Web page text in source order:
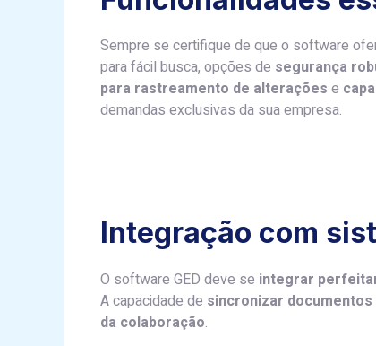
Sempre se certifique de que o software
para fácil busca, opções de segurança
para rastreamento de alterações e
demandas exclusivas da sua empresa.
Integração com
O software GED deve se integrar
A capacidade de sincronizar documentos
da colaboração.